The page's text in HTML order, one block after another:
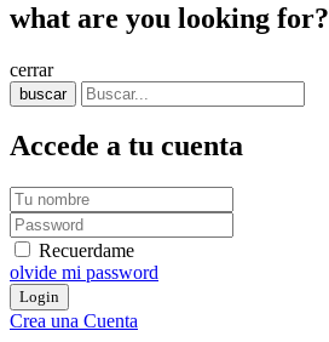
what are you looking for?
cerrar
buscar
Accede a tu cuenta
Recuerdame
olvide mi password
Crea una Cuenta